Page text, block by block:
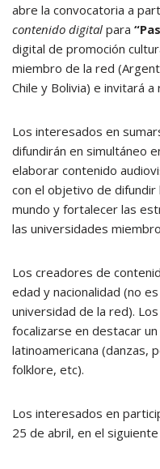
abre la convocatoria a
contenido digital para
digital de promoción
miembro de la red
Chile y Bolivia) e invitará
Los interesados en
difundirán en simultáneo
elaborar contenido
con el objetivo de difundir
mundo y fortalecer las
las universidades
Los creadores de
edad y nacionalidad (no
universidad de la red).
focalizarse en destacar
latinoamericana (danzas,
folklore, etc).
Los interesados en
25 de abril, en el siguiente